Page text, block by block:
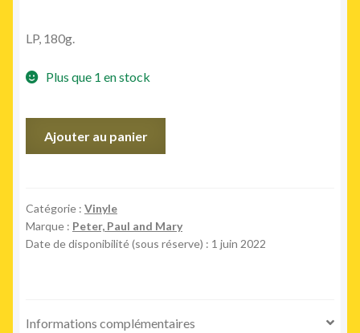
LP, 180g.
Plus que 1 en stock
Had
A
Hammer,
Ajouter au panier
Catégorie : Vinyle
Marque : Peter, Paul and Mary
Date de disponibilité (sous réserve) : 1 juin 2022
Informations complémentaires